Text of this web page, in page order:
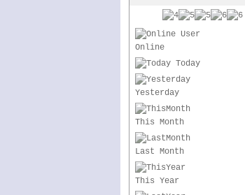
User
Online
Today
Yesterday
This Month
Last Month
This Year